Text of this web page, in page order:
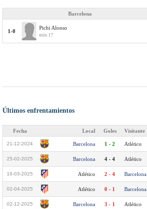
Barcelona
1-0
Pichi Alonso
min.17
Últimos enfrentamientos
Fecha Local Goles Visitante
21-12-2024 Barcelona 1 - 2 Atlético
25-02-2025 Barcelona 4 - 4 Atlético
16-03-2025 Atlético 2 - 4 Barcelona
02-04-2025 Atlético 0 - 1 Barcelona
02-12-2025 Barcelona 3 - 1 Atlético